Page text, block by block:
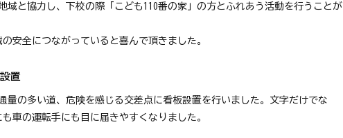
域と協力し、下校の際「こども110番の家」の方とふれあう活動を行うことが
安全につながっていると喜んで頂きました。
置
量の多い道、危険を感じる交差点に看板設置を行いました。文字だけでな
車の運転手にも目に届きやすくなりました。